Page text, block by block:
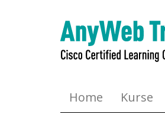
Home Kurse